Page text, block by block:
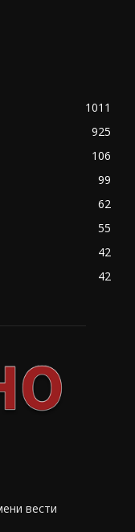
1011
925
106
99
62
55
42
42
вести